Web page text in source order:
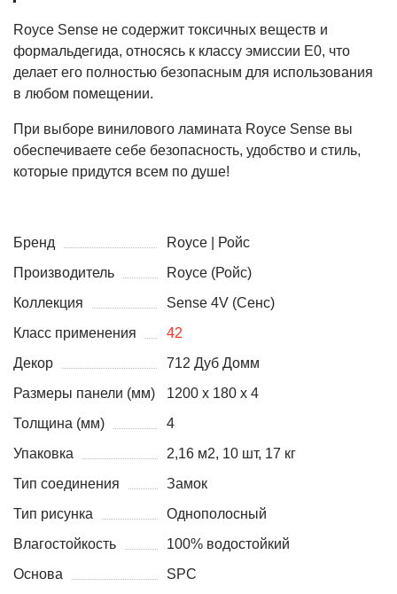
Royce Sense не содержит токсичных веществ и
формальдегида, относясь к классу эмиссии E0, что
делает его полностью безопасным для использования
в любом помещении.
При выборе винилового ламината Royce Sense вы
обеспечиваете себе безопасность, удобство и стиль,
которые придутся всем по душе!
Бренд
Royce | Ройс
Производитель
Royce (Ройс)
Коллекция
Sense 4V (Сенс)
Класс применения
42
Декор
712 Дуб Домм
Размеры панели (мм)
1200 х 180 х 4
Толщина (мм)
4
Упаковка
2,16 м2, 10 шт, 17 кг
Тип соединения
Замок
Тип рисунка
Однополосный
Влагостойкость
100% водостойкий
Основа
SPC